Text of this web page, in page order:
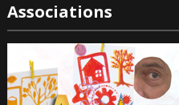
Associations